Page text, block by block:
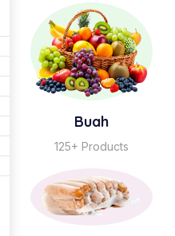
Buah
125+ Products